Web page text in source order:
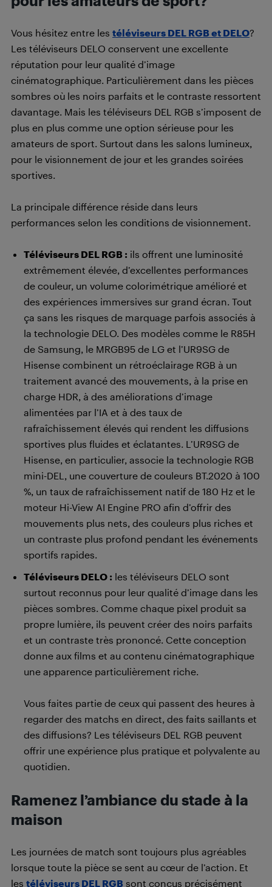
Vous hésitez entre les téléviseurs DEL RGB et DELO?
Les téléviseurs DELO conservent une excellente
réputation pour leur qualité d’image
cinématographique. Particulièrement dans les pièces
sombres où les noirs parfaits et le contraste ressortent
davantage. Mais les téléviseurs DEL RGB s’imposent de
plus en plus comme une option sérieuse pour les
amateurs de sport. Surtout dans les salons lumineux,
pour le visionnement de jour et les grandes soirées
sportives.
La principale différence réside dans leurs
performances selon les conditions de visionnement.
Téléviseurs DEL RGB : ils offrent une luminosité
extrêmement élevée, d’excellentes performances
de couleur, un volume colorimétrique amélioré et
des expériences immersives sur grand écran. Tout
ça sans les risques de marquage parfois associés à
la technologie DELO. Des modèles comme le R85H
de Samsung, le MRGB95 de LG et l’UR9SG de
Hisense combinent un rétroéclairage RGB à un
traitement avancé des mouvements, à la prise en
charge HDR, à des améliorations d’image
alimentées par l’IA et à des taux de
rafraîchissement élevés qui rendent les diffusions
sportives plus fluides et éclatantes. L’UR9SG de
Hisense, en particulier, associe la technologie RGB
mini-DEL, une couverture de couleurs BT.2020 à 100
%, un taux de rafraîchissement natif de 180 Hz et le
moteur Hi-View AI Engine PRO afin d’offrir des
mouvements plus nets, des couleurs plus riches et
un contraste plus profond pendant les événements
sportifs rapides.
Téléviseurs DELO : les téléviseurs DELO sont
surtout reconnus pour leur qualité d’image dans les
pièces sombres. Comme chaque pixel produit sa
propre lumière, ils peuvent créer des noirs parfaits
et un contraste très prononcé. Cette conception
donne aux films et au contenu cinématographique
une apparence particulièrement riche.
Vous faites partie de ceux qui passent des heures à
regarder des matchs en direct, des faits saillants et
des diffusions? Les téléviseurs DEL RGB peuvent
offrir une expérience plus pratique et polyvalente au
quotidien.
Ramenez l’ambiance du stade à la
maison
Les journées de match sont toujours plus agréables
lorsque toute la pièce se sent au cœur de l’action. Et
les téléviseurs DEL RGB sont conçus précisément